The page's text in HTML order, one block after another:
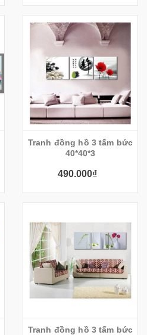
Tranh đồng hồ 3 tấm bức
40*40*3
490.000₫
Tranh đồng hồ 3 tấm bức